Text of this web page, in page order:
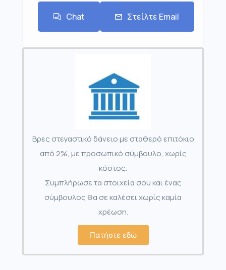
Chat Στείλτε Email
Βρες στεγαστικό δάνειο με σταθερό επιτόκιο
από 2%, με προσωπικό σύμβουλο, χωρίς
κόστος.
Συμπλήρωσε τα στοιχεία σου και ένας
σύμβουλος θα σε καλέσει χωρίς καμία
χρέωση.
Πατήστε εδώ